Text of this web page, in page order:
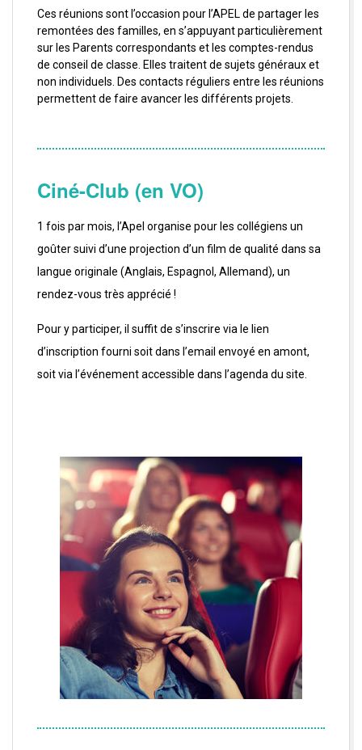
Ces réunions sont l’occasion pour l’APEL de partager les
remontées des familles, en s’appuyant particulièrement
sur les Parents correspondants et les comptes-rendus
de conseil de classe. Elles traitent de sujets généraux et
non individuels. Des contacts réguliers entre les réunions
permettent de faire avancer les différents projets.
Ciné-Club (en VO)
1 fois par mois, l’Apel organise pour les collégiens un
goûter suivi d’une projection d’un film de qualité dans sa
langue originale (Anglais, Espagnol, Allemand), un
rendez-vous très apprécié !
Pour y participer, il suffit de s’inscrire via le lien
d’inscription fourni soit dans l’email envoyé en amont,
soit via l’événement accessible dans l’agenda du site.